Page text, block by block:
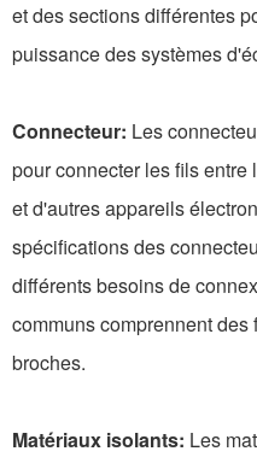
et des sections différentes
puissance des systèmes
Connecteur: Les
pour connecter les fils
et d'autres appareils
spécifications des
différents besoins de
communs comprennent
broches.
Matériaux isolants: Les